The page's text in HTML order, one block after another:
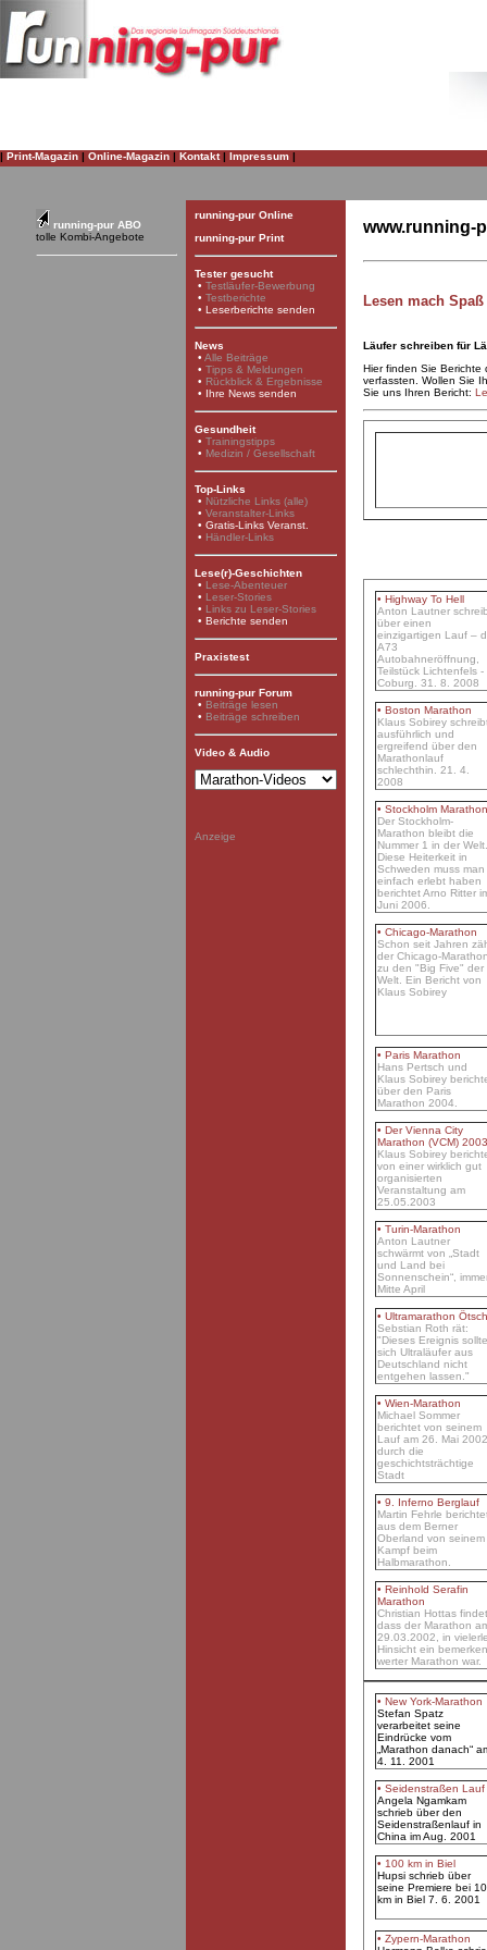
| Print-Magazin | Online-Magazin | Kontakt| Impressum |
running-pur ABO
tolle Kombi-Angebote
running-pur Online
running-pur Print
Tester gesucht
• Testläufer-Bewerbung
• Testberichte
• Leserberichte senden
News
• Alle Beiträge
• Tipps & Meldungen
• Rückblick & Ergebnisse
• Ihre News senden
Gesundheit
• Trainingstipps
• Medizin / Gesellschaft
Top-Links
• Nützliche Links (alle)
• Veranstalter-Links
• Gratis-Links Veranst.
• Händler-Links
Lese(r)-Geschichten
• Lese-Abenteuer
• Leser-Stories
• Links zu Leser-Stories
• Berichte senden
Praxistest
running-pur Forum
• Beiträge lesen
• Beiträge schreiben
Video & Audio
Anzeige
www.running-
Lesen mach Spaß
Läufer schreiben für
Hier finden Sie Berichte
verfassten. Wollen Sie
Sie uns Ihren Bericht:
• Highway To Hell
Anton Lautner
über einen
einzigartigen Lauf –
A73
Autobahneröffnung,
Teilstück Lichtenfels -
Coburg. 31. 8. 2008
• Boston Marathon
Klaus Sobirey
ausführlich und
ergreifend über den
Marathonlauf
schlechthin. 21. 4.
2008
• Stockholm Marathon
Der Stockholm-
Marathon bleibt die
Nummer 1 in der Welt.
Diese Heiterkeit in
Schweden muss man
einfach erlebt haben
berichtet Arno Ritter
Juni 2006.
• Chicago-Marathon
Schon seit Jahren
der Chicago-
zu den "Big Five" der
Welt. Ein Bericht von
Klaus Sobirey
• Paris Marathon
Hans Pertsch und
Klaus Sobirey
über den Paris
Marathon 2004.
• Der Vienna City
Marathon (VCM)
Klaus Sobirey
von einer wirklich gut
organisierten
Veranstaltung am
25.05.2003
• Turin-Marathon
Anton Lautner
schwärmt von „Stadt
und Land bei
Sonnenschein“,
Mitte April
• Ultramarathon Ötsch
Sebstian Roth rät:
"Dieses Ereignis
sich Ultraläufer aus
Deutschland nicht
entgehen lassen."
• Wien-Marathon
Michael Sommer
berichtet von seinem
Lauf am 26. Mai 2002
durch die
geschichtsträchtige
Stadt
• 9. Inferno Berglauf
Martin Fehrle
aus dem Berner
Oberland von seinem
Kampf beim
Halbmarathon.
• Reinhold Serafin
Marathon
Christian Hottas
dass der Marathon
29.03.2002, in
Hinsicht ein
werter Marathon war.
• New York-Marathon
Stefan Spatz
verarbeitet seine
Eindrücke vom
„Marathon danach“
4. 11. 2001
• Seidenstraßen Lauf
Angela Ngamkam
schrieb über den
Seidenstraßenlauf in
China im Aug. 2001
• 100 km in Biel
Hupsi schrieb über
seine Premiere bei
km in Biel 7. 6. 2001
• Zypern-Marathon